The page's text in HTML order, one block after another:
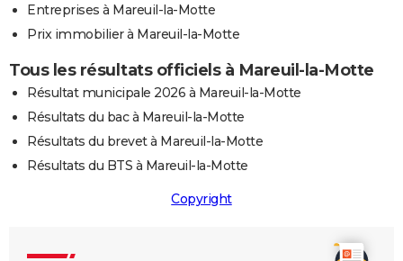
Entreprises à Mareuil-la-Motte
Prix immobilier à Mareuil-la-Motte
Tous les résultats officiels à Mareuil-la-Motte
Résultat municipale 2026 à Mareuil-la-Motte
Résultats du bac à Mareuil-la-Motte
Résultats du brevet à Mareuil-la-Motte
Résultats du BTS à Mareuil-la-Motte
Copyright